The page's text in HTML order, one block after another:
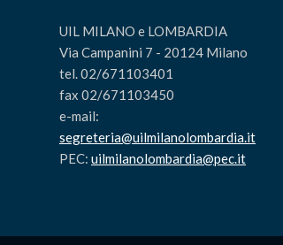
UIL MILANO e LOMBARDIA
Via Campanini 7 - 20124 Milano
tel. 02/671103401
fax 02/671103450
e-mail:
segreteria@uilmilanolombardia.it
PEC: uilmilanolombardia@pec.it